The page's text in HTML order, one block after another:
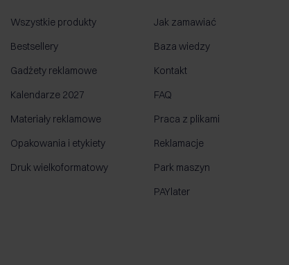
Wszystkie produkty
Bestsellery
Gadżety reklamowe
Kalendarze 2027
Materiały reklamowe
Opakowania i etykiety
Druk wielkoformatowy
Jak zamawiać
Baza wiedzy
Kontakt
FAQ
Praca z plikami
Reklamacje
Park maszyn
PAYlater